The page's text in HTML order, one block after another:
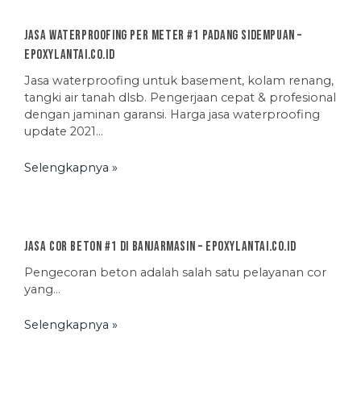
Jasa Waterproofing Per Meter #1 Padang Sidempuan –
EpoxyLantai.co.id
Jasa waterproofing untuk basement, kolam renang,
tangki air tanah dlsb. Pengerjaan cepat & profesional
dengan jaminan garansi. Harga jasa waterproofing
update 2021…
Selengkapnya »
Jasa Cor Beton #1 di Banjarmasin – EpoxyLantai.co.id
Pengecoran beton adalah salah satu pelayanan cor
yang…
Selengkapnya »